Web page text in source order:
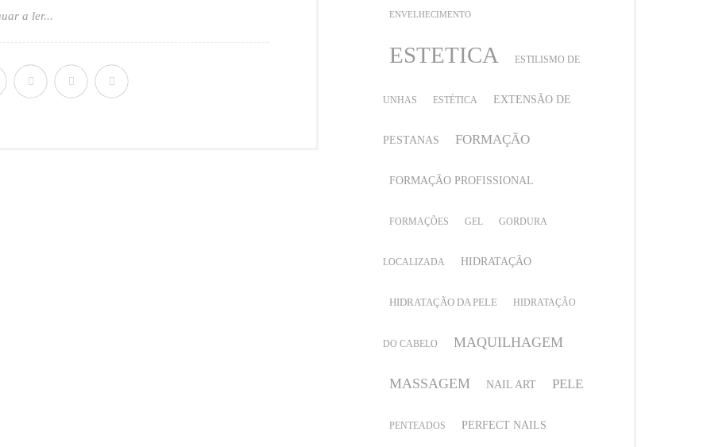
a ler... ENVELHECIMENTO
ESTETICA ESTILISMO DE
UNHAS ESTÉTICA EXTENSÃO DE
PESTANAS FORMAÇÃO
FORMAÇÃO PROFISSIONAL
FORMAÇÕES GEL GORDURA
LOCALIZADA HIDRATAÇÃO
HIDRATAÇÃO DA PELE HIDRATAÇÃO
DO CABELO MAQUILHAGEM
MASSAGEM NAIL ART PELE
PENTEADOS PERFECT NAILS